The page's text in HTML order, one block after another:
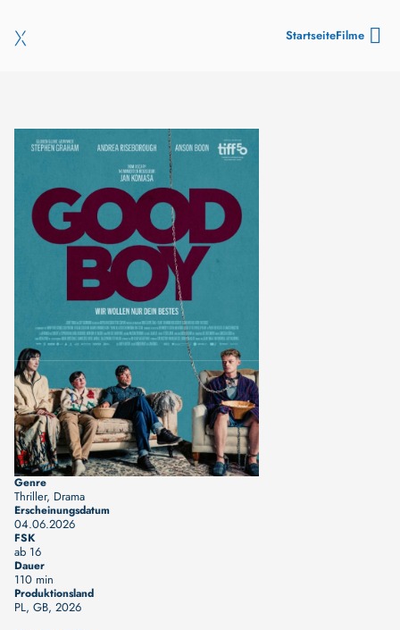
StartseiteFilme
Genre
Thriller, Drama
Erscheinungsdatum
04.06.2026
FSK
ab 16
Dauer
110 min
Produktionsland
PL, GB, 2026